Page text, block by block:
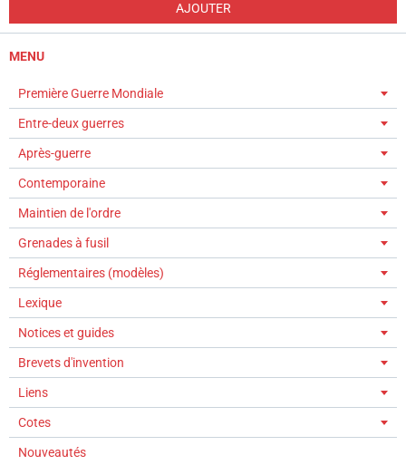
AJOUTER
MENU
Première Guerre Mondiale
Entre-deux guerres
Après-guerre
Contemporaine
Maintien de l'ordre
Grenades à fusil
Réglementaires (modèles)
Lexique
Notices et guides
Brevets d'invention
Liens
Cotes
Nouveautés